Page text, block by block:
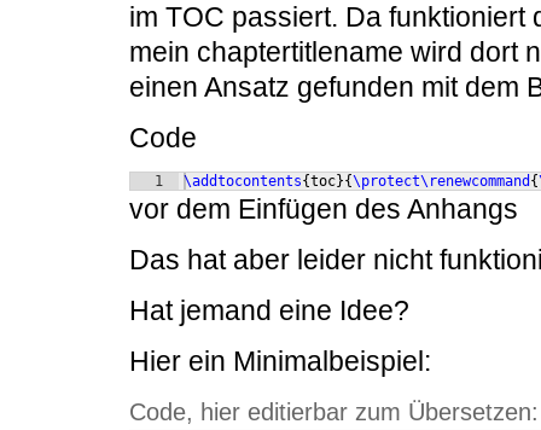
im TOC passiert. Da
mein chaptertitlename wird dort
einen Ansatz gefunden mit dem
Code
1 \addtocontents{toc}{\protect\renewcommand {
vor dem Einfügen des Anhangs
Das hat aber leider nicht
Hat jemand eine Idee?
Hier ein Minimalbeispiel:
Code, hier editierbar zum Übersetzen: